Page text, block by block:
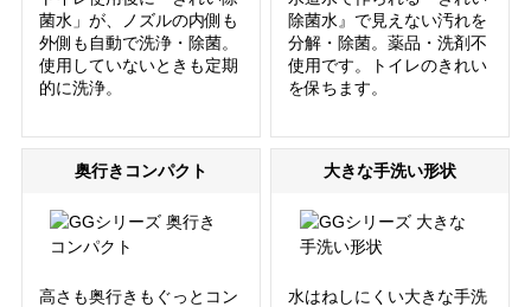
菌水」が、ノズルの内側も
外側も自動で洗浄・除菌。
使用していないときも定期
的に洗浄。
除菌水』で見えない汚れを
分解・除菌。薬品・洗剤不
使用です。トイレのきれい
を保ちます。
奥行きコンパクト
高さも奥行きもぐっとコン
大きな手洗い形状
水はねしにくい大きな手洗